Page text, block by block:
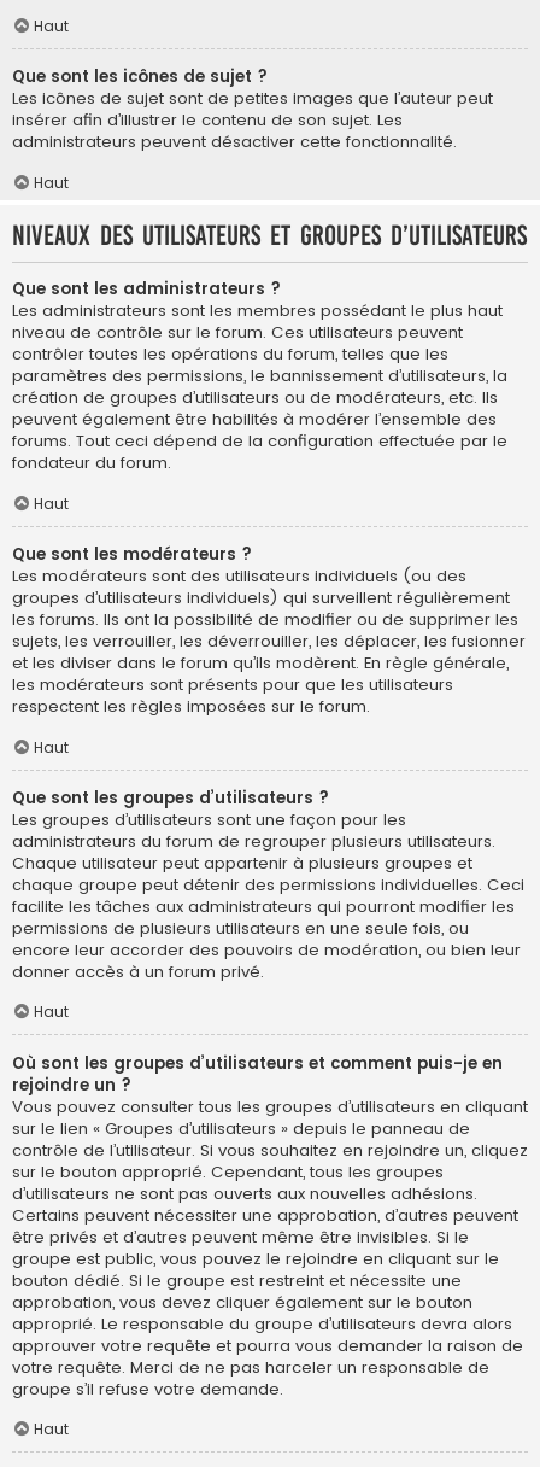
Haut
Que sont les icônes de sujet ?
Les icônes de sujet sont de petites images que l’auteur peut
insérer afin d’illustrer le contenu de son sujet. Les
administrateurs peuvent désactiver cette fonctionnalité.
Haut
Niveaux des utilisateurs et groupes d’utilisateurs
Que sont les administrateurs ?
Les administrateurs sont les membres possédant le plus haut
niveau de contrôle sur le forum. Ces utilisateurs peuvent
contrôler toutes les opérations du forum, telles que les
paramètres des permissions, le bannissement d’utilisateurs, la
création de groupes d’utilisateurs ou de modérateurs, etc. Ils
peuvent également être habilités à modérer l’ensemble des
forums. Tout ceci dépend de la configuration effectuée par le
fondateur du forum.
Haut
Que sont les modérateurs ?
Les modérateurs sont des utilisateurs individuels (ou des
groupes d’utilisateurs individuels) qui surveillent régulièrement
les forums. Ils ont la possibilité de modifier ou de supprimer les
sujets, les verrouiller, les déverrouiller, les déplacer, les fusionner
et les diviser dans le forum qu’ils modèrent. En règle générale,
les modérateurs sont présents pour que les utilisateurs
respectent les règles imposées sur le forum.
Haut
Que sont les groupes d’utilisateurs ?
Les groupes d’utilisateurs sont une façon pour les
administrateurs du forum de regrouper plusieurs utilisateurs.
Chaque utilisateur peut appartenir à plusieurs groupes et
chaque groupe peut détenir des permissions individuelles. Ceci
facilite les tâches aux administrateurs qui pourront modifier les
permissions de plusieurs utilisateurs en une seule fois, ou
encore leur accorder des pouvoirs de modération, ou bien leur
donner accès à un forum privé.
Haut
Où sont les groupes d’utilisateurs et comment puis-je en
rejoindre un ?
Vous pouvez consulter tous les groupes d’utilisateurs en cliquant
sur le lien « Groupes d’utilisateurs » depuis le panneau de
contrôle de l’utilisateur. Si vous souhaitez en rejoindre un, cliquez
sur le bouton approprié. Cependant, tous les groupes
d’utilisateurs ne sont pas ouverts aux nouvelles adhésions.
Certains peuvent nécessiter une approbation, d’autres peuvent
être privés et d’autres peuvent même être invisibles. Si le
groupe est public, vous pouvez le rejoindre en cliquant sur le
bouton dédié. Si le groupe est restreint et nécessite une
approbation, vous devez cliquer également sur le bouton
approprié. Le responsable du groupe d’utilisateurs devra alors
approuver votre requête et pourra vous demander la raison de
votre requête. Merci de ne pas harceler un responsable de
groupe s’il refuse votre demande.
Haut